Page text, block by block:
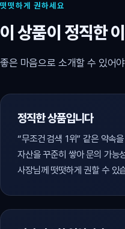
떳떳하게 권하세요
이 상품이 정직한
좋은 마음으로 소개할 수 있어
정직한 상품입니다
“무조건 검색 1위” 같은 약속
자산을 꾸준히 쌓아 문의 가능
사장님께 떳떳하게 권할 수 있